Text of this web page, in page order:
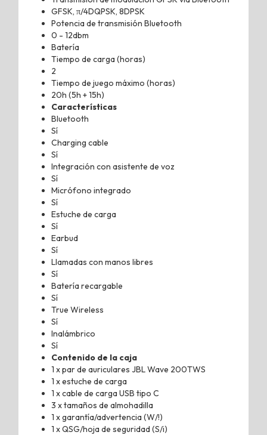
GFSK, π/4DQPSK, 8DPSK
Potencia de transmisión Bluetooth
0 - 12dbm
Batería
Tiempo de carga (horas)
2
Tiempo de juego máximo (horas)
20h (5h + 15h)
Características
Bluetooth
Sí
Charging cable
Sí
Integración con asistente de voz
Sí
Micrófono integrado
Sí
Estuche de carga
Sí
Earbud
Sí
Llamadas con manos libres
Sí
Batería recargable
Sí
True Wireless
Sí
Inalámbrico
Sí
Contenido de la caja
1 x par de auriculares JBL Wave 200TWS
1 x estuche de carga
1 x cable de carga USB tipo C
3 x tamaños de almohadilla
1 x garantía/advertencia (W/!)
1 x QSG/hoja de seguridad (S/i)